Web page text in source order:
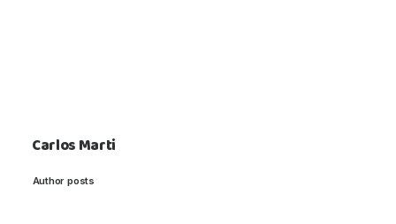
Carlos Marti
Author posts